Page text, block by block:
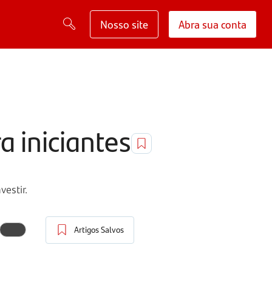
Nosso site Abra sua conta
iniciantes
Artigos Salvos